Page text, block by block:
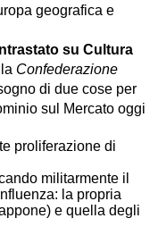
geografica e
su Cultura
Confederazione
di due cose per
sul Mercato oggi
proliferazione di
militarmente il
la propria
e quella degli